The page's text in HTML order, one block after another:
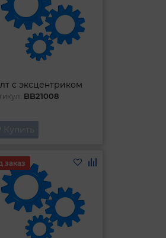
с эксцентриком
BB21008
Купить
заказ